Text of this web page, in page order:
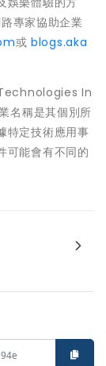
專家協助企業
或blogs.aka
In
名稱是其個別所
特定技術應用事
可能會有不同的